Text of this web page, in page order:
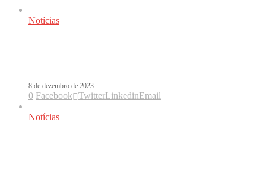
Notícias
8 de dezembro de 2023
0 Facebook TwitterLinkedinEmail
Notícias